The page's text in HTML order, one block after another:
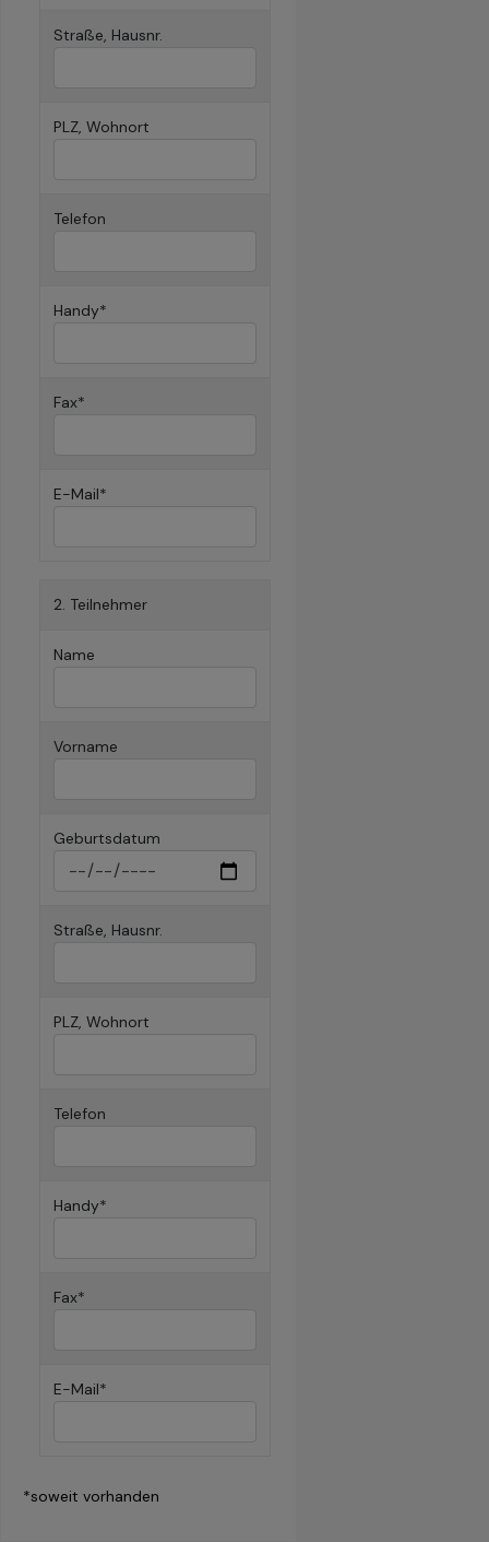
Straße, Hausnr.
PLZ, Wohnort
Telefon
Handy*
Fax*
E-Mail*
2. Teilnehmer
Name
Vorname
Geburtsdatum
Straße, Hausnr.
PLZ, Wohnort
Telefon
Handy*
Fax*
E-Mail*
*soweit vorhanden